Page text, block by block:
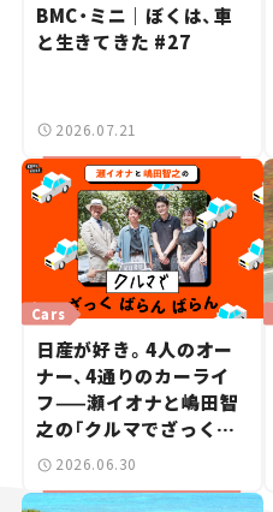
BMC・ミニ｜ぼくは、車
と生きてきた #27
2026.07.21
Cars
日産が好き。4人のオー
ナー、4通りのカーライ
フ——瀬イオナと嶋田智
之の「クルマでざっくば
らんばらん！」＃19
2026.06.30